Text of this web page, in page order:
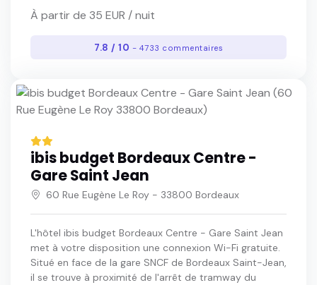
À partir de 35 EUR / nuit
7.8 / 10 - 4733 commentaires
ibis budget Bordeaux Centre -
Gare Saint Jean
60 Rue Eugène Le Roy - 33800 Bordeaux
L'hôtel ibis budget Bordeaux Centre - Gare Saint Jean
met à votre disposition une connexion Wi-Fi gratuite.
Situé en face de la gare SNCF de Bordeaux Saint-Jean,
il se trouve à proximité de l'arrêt de tramway du